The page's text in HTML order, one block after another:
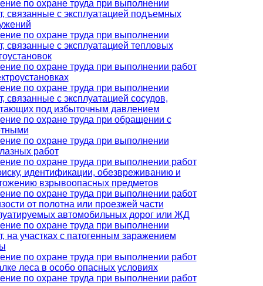
по охране труда при выполнении
связанные с эксплуатацией подъемных
по охране труда при выполнении
связанные с эксплуатацией тепловых
по охране труда при выполнении работ
по охране труда при выполнении
связанные с эксплуатацией сосудов,
под избыточным давлением
по охране труда при обращении с
по охране труда при выполнении
работ
по охране труда при выполнении работ
идентификации, обезвреживанию и
взрывоопасных предметов
по охране труда при выполнении работ
от полотна или проезжей части
автомобильных дорог или ЖД
по охране труда при выполнении
на участках с патогенным заражением
по охране труда при выполнении работ
леса в особо опасных условиях
по охране труда при выполнении работ